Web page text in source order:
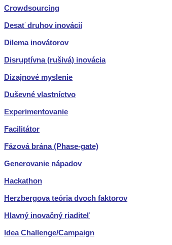
Crowdsourcing
Desať druhov inovácií
Dilema inovátorov
Disruptívna (rušivá) inovácia
Dizajnové myslenie
Duševné vlastníctvo
Experimentovanie
Facilitátor
Fázová brána (Phase-gate)
Generovanie nápadov
Hackathon
Herzbergova teória dvoch faktorov
Hlavný inovačný riaditeľ
Idea Challenge/Campaign